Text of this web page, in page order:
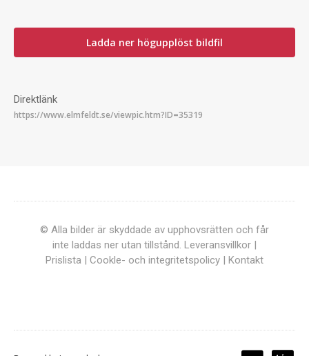
Ladda ner högupplöst bildfil
Direktlänk
© Alla bilder är skyddade av upphovsrätten och får
inte laddas ner utan tillstånd. Leveransvillkor |
Prislista | Cookle- och integritetspolicy | Kontakt